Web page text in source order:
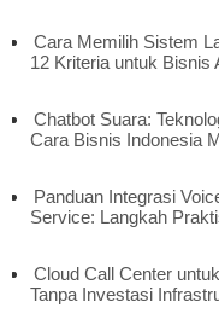
Cara Memilih Sistem
12 Kriteria untuk Bisnis
Chatbot Suara:
Cara Bisnis Indonesia
Panduan Integrasi
Service: Langkah
Cloud Call Center
Tanpa Investasi